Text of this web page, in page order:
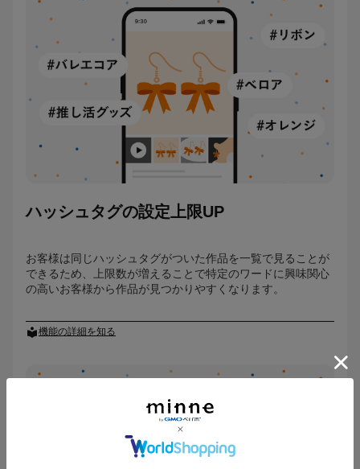
ハッシュタグの設定上限UP
お客様は同じハッシュタグがついた作品を一覧で見ることが
できるため、上限数が増えることで特定のワードに興味関心
の高いお客様から作品が見つかりやすくなります。
機能の詳細を知る